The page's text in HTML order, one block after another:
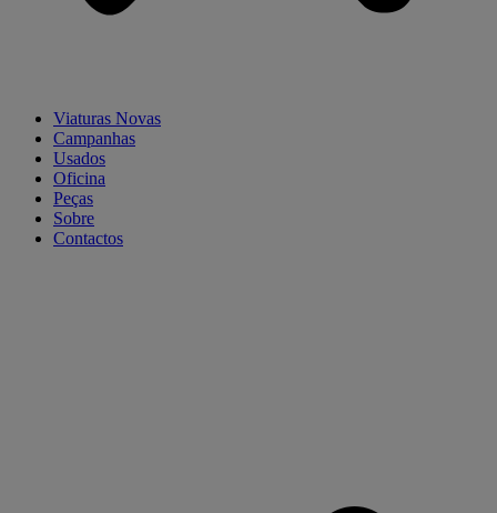
Viaturas Novas
Campanhas
Usados
Oficina
Peças
Sobre
Contactos